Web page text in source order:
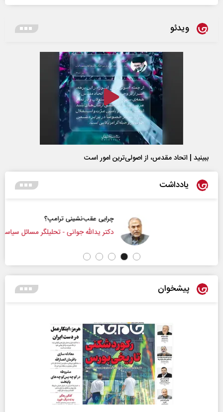
ویدئو
ببینید | اتحاد مقدس، از اصولی‌ترین امور است
یادداشت
چرایی عقب‌نشینی ترامپ؟
دکتر یدالله جوانی - تحلیلگر مسائل سیاسی
پیشخوان